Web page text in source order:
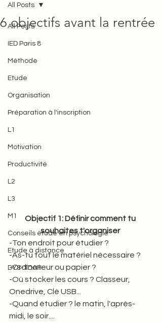
All Posts
IED Paris 8
Méthode
Etude
Organisation
Préparation à l'inscription
L1
Motivation
Productivité
L2
L3
M1
Conseils étude en psychologie
Etude à distance
DYS-TDAH
All Posts
6 objectifs avant la rentrée
Objectif 1: Définir comment tu
souhaites t'organiser
-Ton endroit pour étudier ?
-As-tu tout le matériel nécessaire ?
-Ordinateur ou papier ?
-Où stocker les cours ? Classeur,
Onedrive, Clé USB...
-Quand étudier ? le matin, l'après-
midi, le soir....